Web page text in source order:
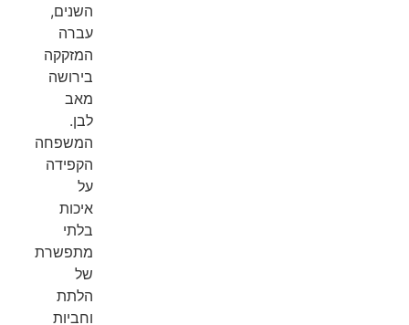
השנים,
עברה
המזקקה
בירושה
מאב
לבן.
המשפחה
הקפידה
על
איכות
בלתי
מתפשרת
של
הלתת
וחביות